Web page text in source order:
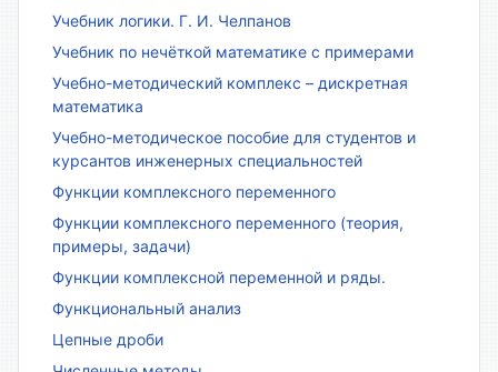
Учебник логики. Г. И. Челпанов
Учебник по нечёткой математике с примерами
Учебно-методический комплекс – дискретная
математика
Учебно-методическое пособие для студентов и
курсантов инженерных специальностей
Функции комплексного переменного
Функции комплексного переменного (теория,
примеры, задачи)
Функции комплексной переменной и ряды.
Функциональный анализ
Цепные дроби